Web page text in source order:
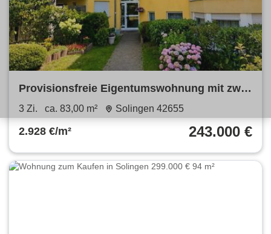
Provisionsfreie Eigentumswohnung mit zwei
Bädern und Garage
3 Zi. ca. 83,00 m² Solingen 42655
2.928 €/m² 243.000 €